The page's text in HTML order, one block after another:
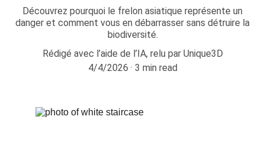
Découvrez pourquoi le frelon asiatique représente un
danger et comment vous en débarrasser sans détruire la
biodiversité.
Rédigé avec l’aide de l’IA, relu par Unique3D
4/4/2026
3 min read